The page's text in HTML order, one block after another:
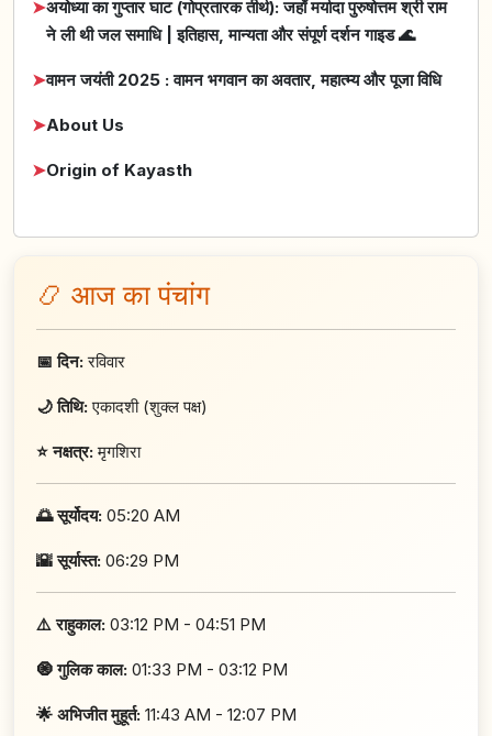
➤अयोध्या का गुप्तार घाट (गोप्रतारक तीर्थ): जहाँ मर्यादा पुरुषोत्तम श्री राम
ने ली थी जल समाधि | इतिहास, मान्यता और संपूर्ण दर्शन गाइड 🌊
➤वामन जयंती 2025 : वामन भगवान का अवतार, महात्म्य और पूजा विधि
➤About Us
➤Origin of Kayasth
📿 आज का पंचांग
📅 दिन:रविवार
🌙 तिथि:एकादशी (शुक्ल पक्ष)
⭐ नक्षत्र:मृगशिरा
🌅 सूर्योदय: 05:20 AM
🌇 सूर्यास्त: 06:29 PM
⚠️ राहुकाल: 03:12 PM - 04:51 PM
🧿 गुलिक काल: 01:33 PM - 03:12 PM
🌟 अभिजीत मुहूर्त: 11:43 AM - 12:07 PM